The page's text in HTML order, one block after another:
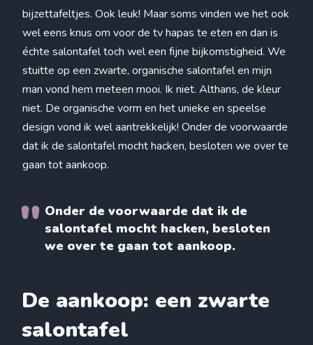
bijzettafeltjes. Ook leuk! Maar soms vinden we het ook
wel eens knus om voor de tv hapas te eten en dan is
échte salontafel toch wel een fijne bijkomstigheid. We
stuitte op een zwarte, organische salontafel en mijn
man vond hem meteen mooi. Ik niet. Althans, de kleur
niet. De organische vorm en het unieke en speelse
design vond ik wel aantrekkelijk! Onder de voorwaarde
dat ik de salontafel mocht hacken, besloten we over te
gaan tot aankoop.
Onder de voorwaarde dat ik de
salontafel mocht hacken, besloten
we over te gaan tot aankoop.
De aankoop: een zwarte
salontafel